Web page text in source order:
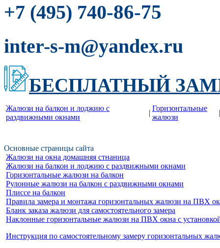
+7 (495) 740-86-75
inter-s-m@yandex.ru
БЕСПЛАТНЫЙ
Жалюзи на балкон и лоджию c
раздвижными окнами
|
Горизонтальные
жалюзи
|
Основные страницы сайта
Жалюзи на окна домашняя стнаница
Жалюзи на балкон и лоджию c раздвижными окнами
Горизонтальные жалюзи на балкон
Рулонные жалюзи на балкон с раздвижными окнами
Плиссе на балкон
Правила замера и монтажа горизонтальных жалюзи на ПВХ
Бланк заказа жалюзи для самостоятельного замера
Наклонные горизонтальные жалюзи на ПВХ окна с
Инструкция по самостоятельному замеру горизонтальных